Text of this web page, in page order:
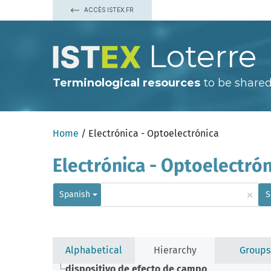
ACCÈS ISTEX.FR
Loterre
Terminological resources to be
Home / Electrónica - Optoelectrónica
Electrónica -
Spanish ×
Alphabetical Hierarchy
Groups